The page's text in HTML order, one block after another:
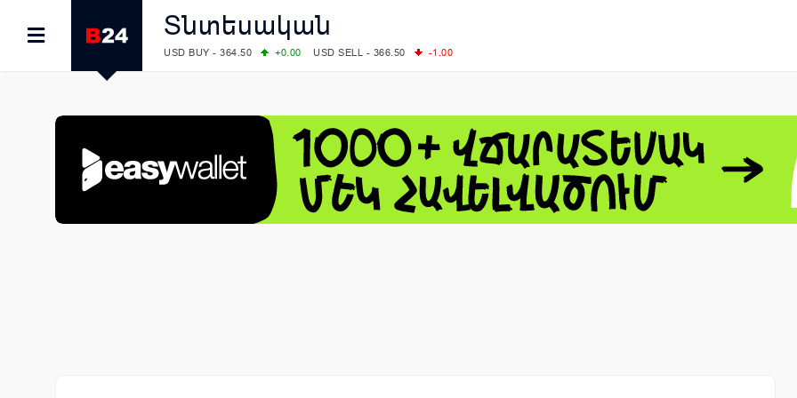
Տնտեսական
USD BUY - 364.50 +0.00 USD SELL - 366.50
-1.00
COMEX: PLATINUM - 1765.90
LME: ALUMINIUM - 3184.00
-0.27 COPPER - 13791.00
-0.12
LME: NICKEL - 17249.00
+0.09 TIN - 55268.00
+2.50
LME: LEAD - 1877.50
-1.00 ZINC - 3643.00
+1.43
FOREX: USD/JPY - 157.68
+0.12 EUR/GBP - 1.1548
+0.11
FOREX: EUR/USD - 1.1548
+0.11 GBP/USD - 1.3459
+0.04